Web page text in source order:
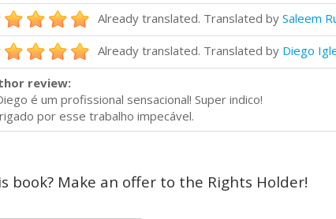
Already translated. Translated by Saleem
Already translated. Translated by Diego
review:
é um profissional sensacional! Super indico!
por esse trabalho impecável.
book? Make an offer to the Rights Holder!